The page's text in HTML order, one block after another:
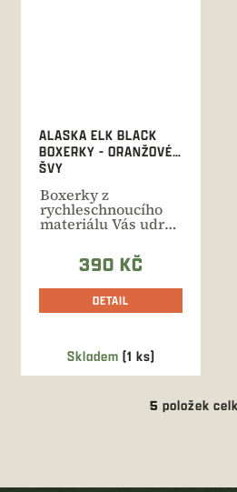
Skladem (1 ks)
ALASKA ELK BLACK
BOXERKY - ORANŽOVÉ
ŠVY
Boxerky z
rychleschnoucího
materiálu Vás udrží
outdoorových...
390 KČ
DETAIL
O
5 položek